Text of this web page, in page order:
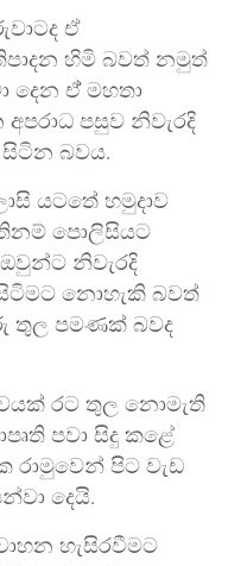
ඒ
හිමි බවත් නමුත්
දෙන ඒ් මහතා
පසුව නිවැරදි
බවය.
යටතේ හමුදාව
පොලිසියට
නිවැරදි
නොහැකි බවත්
තුල පමණක් බවද
රට තුල නොමැති
පවා සිදු කළේ
පිට වැඩ
දෙයි.
හැසිරවීමට